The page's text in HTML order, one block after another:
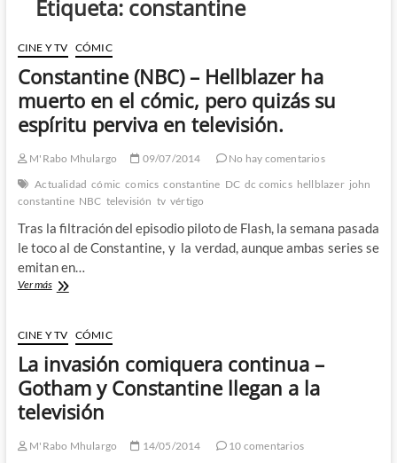
Etiqueta: constantine
CINE Y TV CÓMIC
Constantine (NBC) – Hellblazer ha
muerto en el cómic, pero quizás su
espíritu perviva en televisión.
M'Rabo Mhulargo 09/07/2014
No hay comentarios
Actualidad cómic comics constantine DC dc comics hellblazer john
constantine NBC televisión tv vértigo
Tras la filtración del episodio piloto de Flash, la semana pasada
le toco al de Constantine, y la verdad, aunque ambas series se
emitan en…
Ver másConstantine
Hellblazer
ha
muerto
en
el
cómic,
quizás
CINE Y TV CÓMIC
La invasión comiquera continua –
Gotham y Constantine llegan a la
televisión
M'Rabo Mhulargo 14/05/2014
10 comentarios